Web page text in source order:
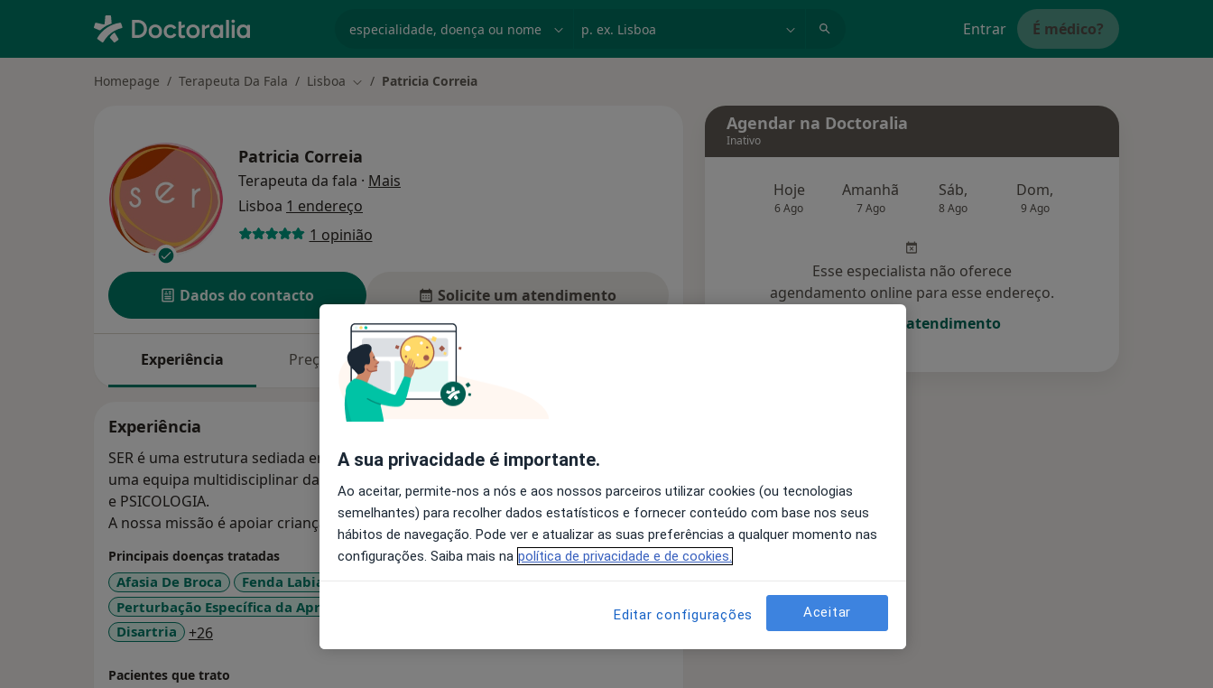
Entrar É médico?
Homepage Terapeuta Da Fala Lisboa Mudar de cidade
Patricia Correia
Patricia Correia
Terapeuta da fala · Mais
Lisboa 1 endereço
1 opinião
Dados do contacto Solicite um atendimento
Experiência Preços Consultórios
Experiência
SER é uma estrutura sediada em Lisboa, na Quinta das Conchas, constituída por
uma equipa multidisciplinar das áreas de PSICOMOTRICIDADE, TERAPIA DA FALA
e PSICOLOGIA.
A nossa missão é apoiar crianças e famílias no desenvolvimento do seu potencial.
Principais doenças tratadas
Afasia De Broca
Fenda Labial
Perturbação Específica da Aprendizagem (Leitura e Escrita)
Disartria
+26a11y_sr_more_diseases
Pacientes que trato
Agendar na Doctoralia
Inativo
Hoje
6 Ago
Amanhã
7 Ago
Sáb,
8 Ago
Dom,
9 Ago
Esse especialista não oferece
agendamento online para esse endereço.
Solicite um atendimento
A sua privacidade é importante.
Ao aceitar, permite-nos a nós e aos nossos parceiros utilizar cookies (ou tecnologias
semelhantes) para recolher dados estatísticos e fornecer conteúdo com base nos seus
hábitos de navegação. Pode ver e atualizar as suas preferências a qualquer momento nas
configurações. Saiba mais na política de privacidade e de cookies.
Editar configurações Aceitar